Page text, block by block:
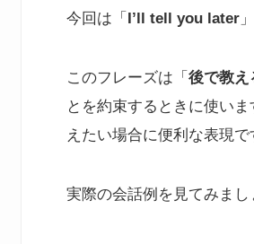
今回は「 I’ll tell you later
このフレーズは「 後で教え
とを約束するときに使い
えたい場合に便利な表現で
実際の会話例を見てみまし